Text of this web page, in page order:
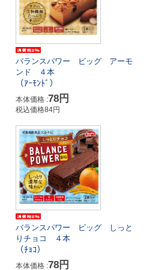
バランスパワー ビッグ アーモ
ンド ４本
（ｱｰﾓﾝﾄﾞ）
本体価格 :78円
税込価格84円
バランスパワー ビッグ しっと
りチョコ ４本
（ﾁｮｺ）
本体価格 :78円